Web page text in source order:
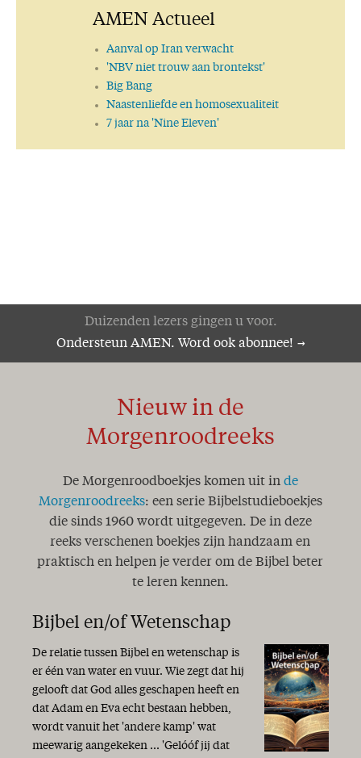
AMEN Actueel
Aanval op Iran verwacht
'NBV niet trouw aan brontekst'
Big Bang
Naastenliefde en homosexualiteit
7 jaar na 'Nine Eleven'
Duizenden lezers gingen u voor.
Ondersteun AMEN. Word ook abonnee!
Nieuw in de
Morgenroodreeks
De Morgenroodboekjes komen uit in de
Morgenroodreeks: een serie Bijbelstudieboekjes
die sinds 1960 wordt uitgegeven. De in deze
reeks verschenen boekjes zijn handzaam en
praktisch en helpen je verder om de Bijbel beter
te leren kennen.
Bijbel en/of Wetenschap
De relatie tussen Bijbel en wetenschap is
er één van water en vuur. Wie zegt dat hij
gelooft dat God alles geschapen heeft en
dat Adam en Eva echt bestaan hebben,
wordt vanuit het 'andere kamp' wat
meewarig aangekeken ... 'Gelóóf jij dat